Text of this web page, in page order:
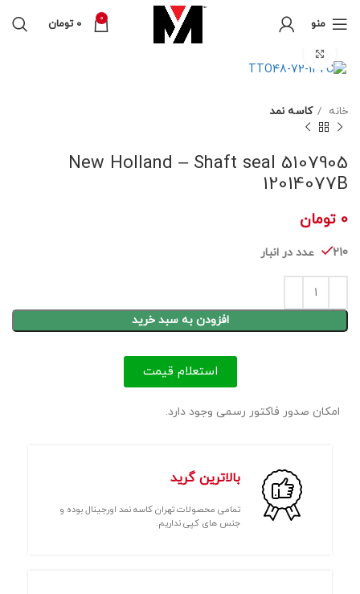
منو 0
0 تومان
خانه کاسه نمد
5107905 New Holland – Shaft seal
12014077B
0 تومان
210 عدد در انبار
افزودن به سبد خرید
استعلام قیمت
امکان صدور فاکتور رسمی وجود دارد.
بالاترین گرید
تمامی محصولات تهران کاسه نمد اورجینال بوده و
جنس های کپی نداریم.